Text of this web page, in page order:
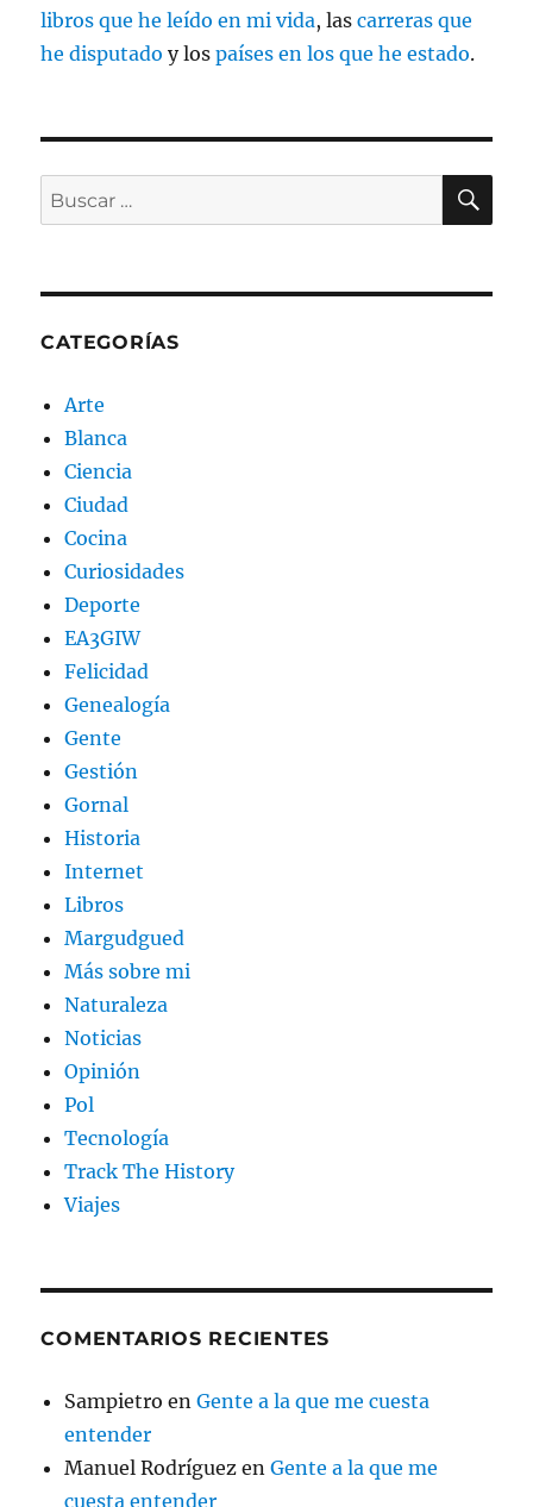
libros que he leído en mi vida, lascarreras que
he disputado y lospaíses en los que he estado.
Buscar
por:
CATEGORÍAS
Arte
Blanca
Ciencia
Ciudad
Cocina
Curiosidades
Deporte
EA3GIW
Felicidad
Genealogía
Gente
Gestión
Gornal
Historia
Internet
Libros
Margudgued
Más sobre mi
Naturaleza
Noticias
Opinión
Pol
Tecnología
Track The History
Viajes
COMENTARIOS RECIENTES
Sampietro enGente a la que me cuesta
entender
Manuel Rodríguez enGente a la que me
cuesta entender